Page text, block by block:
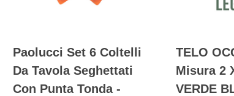
Paolucci Set 6 Coltelli
Da Tavola Seghettati
Con Punta Tonda -
TELO
Misura 2
VERDE